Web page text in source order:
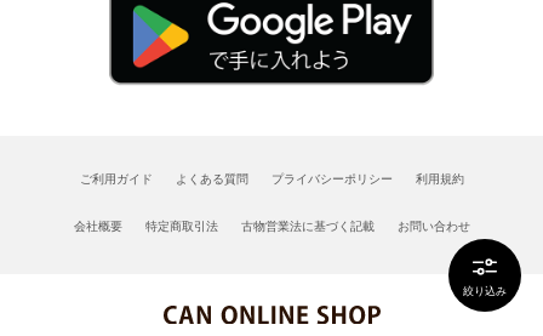
絞り込み
ご利用ガイド よくある質問 プライバシーポリシー 利用規約
会社概要 特定商取引法 古物営業法に基づく記載 お問い合わせ